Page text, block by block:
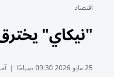
اقتصاد
"نيكاي" يخترق مستوى 65
25 مايو 2026 09:30 صباحًا |